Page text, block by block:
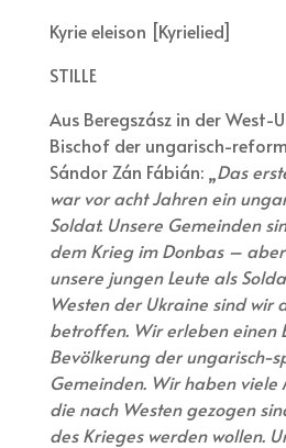
Kyrie eleison [Kyrielied]
STILLE
Aus Beregszász in der West-
Bischof der ungarisch-
Sándor Zán Fábián: „ Das
war vor acht Jahren ein
Soldat. Unsere Gemeinden
dem Krieg im Donbas –
unsere jungen Leute als
Westen der Ukraine sind wir
betroffen. Wir erleben einen
Bevölkerung der ungarisch-
Gemeinden. Wir haben
die nach Westen gezogen
des Krieges werden wollen.